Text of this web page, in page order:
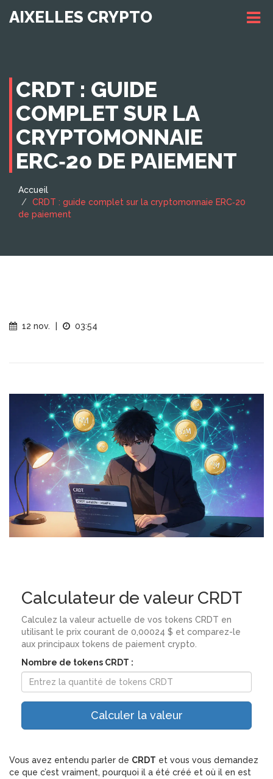
AIXELLES CRYPTO
CRDT : GUIDE
COMPLET SUR LA
CRYPTOMONNAIE
ERC‑20 DE PAIEMENT
Accueil
CRDT : guide complet sur la cryptomonnaie ERC‑20
de paiement
12 nov. 03:54
Calculateur de valeur CRDT
Calculez la valeur actuelle de vos tokens CRDT en
utilisant le prix courant de 0,00024 $ et comparez-le
aux principaux tokens de paiement crypto.
Nombre de tokens CRDT :
Calculer la valeur
Vous avez entendu parler de CRDT et vous vous demandez
ce que c’est vraiment, pourquoi il a été créé et où il en est